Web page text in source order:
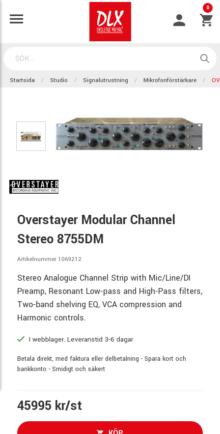
0
Startsida Studio Signalutrustning Mikrofonförstärkare
Overstayer Modular Channel
Stereo 8755DM
Artikelnummer 1069212
Stereo Analogue Channel Strip with Mic/Line/DI
Preamp, Resonant Low-pass and High-Pass filters,
Two-band shelving EQ, VCA compression and
Harmonic controls.
I webblager. Leveranstid 3-6 dagar
Betala direkt, med faktura eller delbetalning - Spara kort och
bankkonto - Smidigt och säkert
45995 kr/st